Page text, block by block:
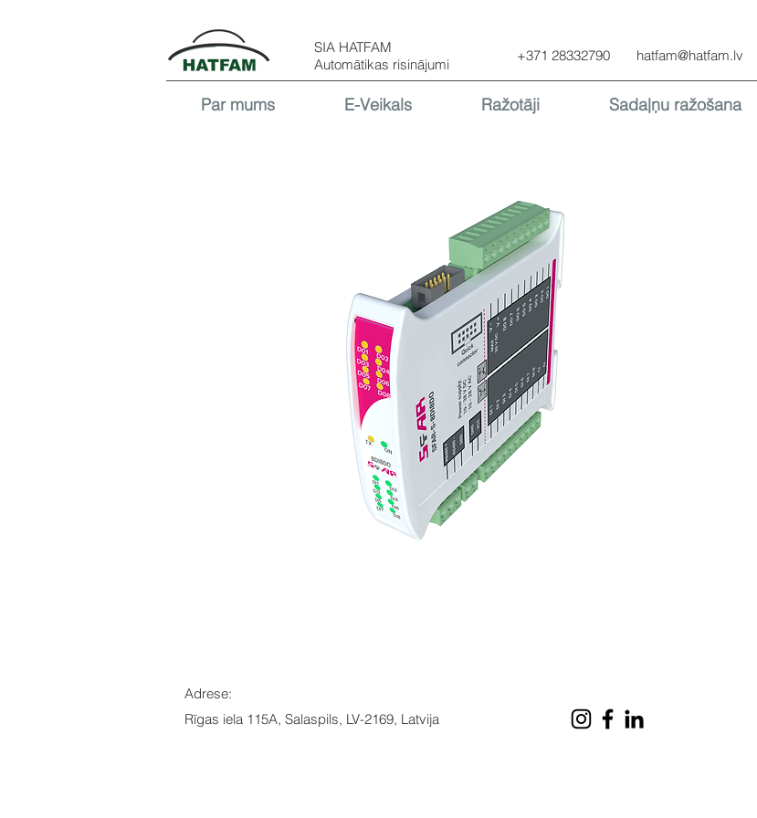
SIA HATFAM
Automātikas risinājumi
+371 28332790 hatfam@hatfam.lv
Par mums E-Veikals Ražotāji Sadaļņu ražošana
Adrese:
Rīgas iela 115A, Salaspils, LV-2169, Latvija